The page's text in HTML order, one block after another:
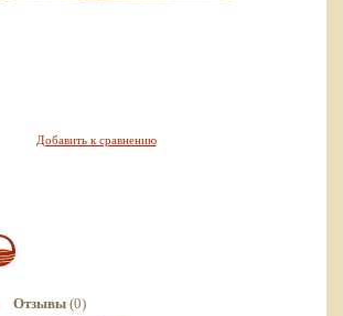
Добавить к сравнению
Отзывы (0)